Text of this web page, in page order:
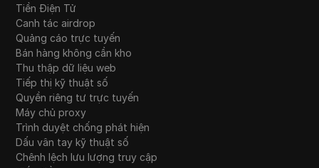
Tiền Điện Tử
Canh tác airdrop
Quảng cáo trực tuyến
Bán hàng không cần kho
Thu thập dữ liệu web
Tiếp thị kỹ thuật số
Quyền riêng tư trực tuyến
Máy chủ proxy
Trình duyệt chống phát hiện
Dấu vân tay kỹ thuật số
Chênh lệch lưu lượng truy cập